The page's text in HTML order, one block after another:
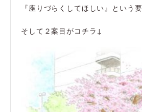
『座りづらくしてほしい』という要
そして２案目がコチラ↓